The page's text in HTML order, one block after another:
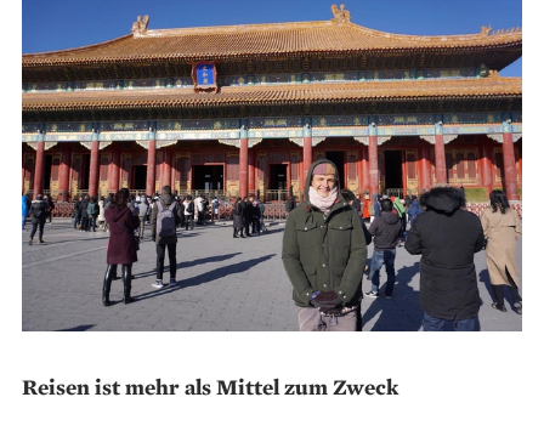
Reisen ist mehr als Mittel zum Zweck